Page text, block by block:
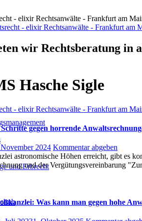
- elixir Rechtsanwälte - Frankfurt am
wir Rechtsberatung in
und Erbrecht
Hasche Sigle
- elixir Rechtsanwälte - Frankfurt am
gegen horrende
2024 Kommentar abgeben
astronomische Höhen erreicht, gibt es
und der Vergütungsvereinbarung
Was kann man gegen hohe